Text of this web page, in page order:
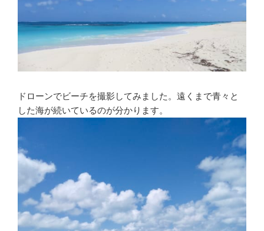
ドローンでビーチを撮影してみました。遠くまで青々と
した海が続いているのが分かります。